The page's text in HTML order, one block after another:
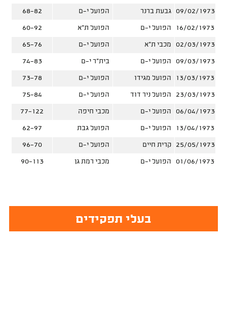
09/02/1973 גבעת ברנר הפועל י-ם 68-82
16/02/1973 הפועל י-ם הפועל ת"א 60-92
02/03/1973 מכבי ת"א הפועל י-ם 65-76
09/03/1973 הפועל י-ם בית"ר י-ם 74-83
13/03/1973 הפועל מגידו הפועל י-ם 73-78
23/03/1973 הפועל ניר דוד הפועל י-ם 75-84
06/04/1973 הפועל י-ם מכבי חיפה 77-122
13/04/1973 הפועל י-ם הפועל גבת 62-97
25/05/1973 קרית חיים הפועל י-ם 96-70
01/06/1973 הפועל י-ם מכבי רמת גן 90-113
בעלי תפקידים